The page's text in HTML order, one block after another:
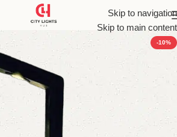
Skip to navigation
Skip to main content
-10%